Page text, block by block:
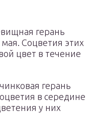
герань
Соцветия этих
цвет в течение
герань
в середине
у них